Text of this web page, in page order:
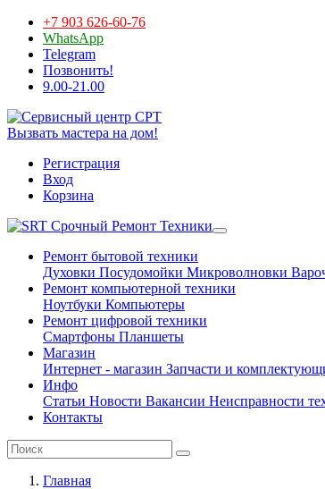
+7 903 626-60-76
WhatsApp
Telegram
Позвонить!
9.00-21.00
Вызвать мастера на дом!
Регистрация
Вход
Корзина
Срочный Ремонт Техники
Ремонт бытовой техники
Духовки Посудомойки Микроволновки
Ремонт компьютерной техники
Ноутбуки Компьютеры
Ремонт цифровой техники
Смартфоны Планшеты
Магазин
Интернет - магазин Запчасти и
Инфо
Статьи Новости Вакансии Неисправности
Контакты
Главная